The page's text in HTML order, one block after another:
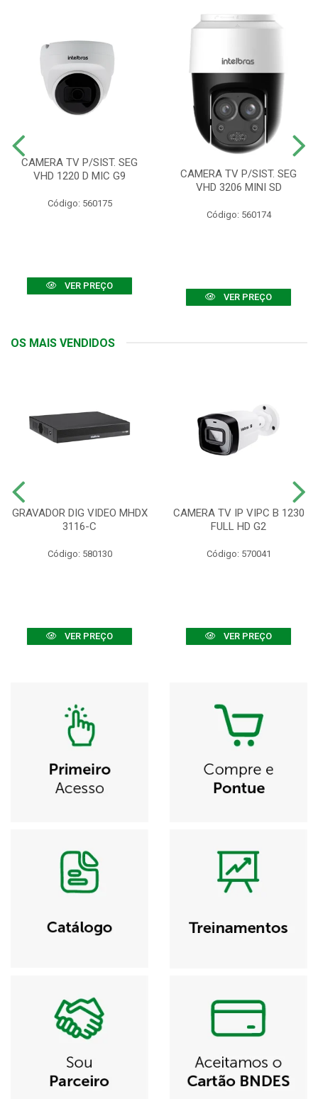
CAMERA TV P/SIST. SEG
VHD 1220 D MIC G9
Código: 560175
VER PREÇO
CAMERA TV P/SIST. SEG
VHD 3206 MINI SD
Código: 560174
VER PREÇO
OS MAIS VENDIDOS
GRAVADOR DIG VIDEO MHDX
3116-C
Código: 580130
VER PREÇO
CAMERA TV IP VIPC B 1230
FULL HD G2
Código: 570041
VER PREÇO